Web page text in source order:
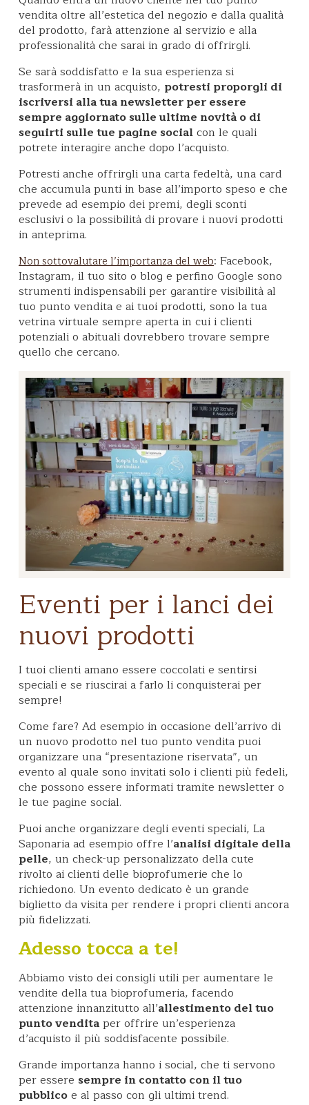
vendita oltre all’estetica del negozio e dalla qualità
del prodotto, farà attenzione al servizio e alla
professionalità che sarai in grado di offrirgli.
Se sarà soddisfatto e la sua esperienza si
trasformerà in un acquisto, potresti proporgli di
iscriversi alla tua newsletter per essere
sempre aggiornato sulle ultime novità o di
seguirti sulle tue pagine socialcon le quali
potrete interagire anche dopo l’acquisto.
Potresti anche offrirgli una carta fedeltà, una card
che accumula punti in base all’importo speso e che
prevede ad esempio dei premi, degli sconti
esclusivi o la possibilità di provare i nuovi prodotti
in anteprima.
Non sottovalutare l’importanza del web: Facebook,
Instagram, il tuo sito o blog e perfino Google sono
strumenti indispensabili per garantire visibilità al
tuo punto vendita e ai tuoi prodotti, sono la tua
vetrina virtuale sempre aperta in cui i clienti
potenziali o abituali dovrebbero trovare sempre
quello che cercano.
Eventi per i lanci dei
nuovi prodotti
I tuoi clienti amano essere coccolati e sentirsi
speciali e se riuscirai a farlo li conquisterai per
sempre!
Come fare? Ad esempio in occasione dell’arrivo di
un nuovo prodotto nel tuo punto vendita puoi
organizzare una “presentazione riservata”, un
evento al quale sono invitati solo i clienti più fedeli,
che possono essere informati tramite newsletter o
le tue pagine social.
Puoi anche organizzare degli eventi speciali, La
Saponaria ad esempio offre l’analisi digitale della
pelle, un check-up personalizzato della cute
rivolto ai clienti delle bioprofumerie che lo
richiedono. Un evento dedicato è un grande
biglietto da visita per rendere i propri clienti ancora
più fidelizzati.
Adesso tocca a te!
Abbiamo visto dei consigli utili per aumentare le
vendite della tua bioprofumeria, facendo
attenzione innanzitutto all’allestimento del tuo
punto venditaper offrire un’esperienza
d’acquisto il più soddisfacente possibile.
Grande importanza hanno i social, che ti servono
per essere sempre in contatto con il tuo
pubblicoe al passo con gli ultimi trend.